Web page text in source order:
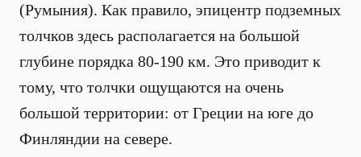
(Румыния). Как правило, эпицентр подземных
толчков здесь располагается на большой
глубине порядка 80-190 км. Это приводит к
тому, что толчки ощущаются на очень
большой территории: от Греции на юге до
Финляндии на севере.